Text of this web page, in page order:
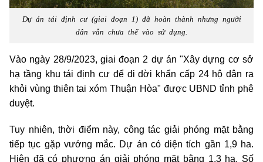
Dự án tái định cư (giai đoạn 1) đã hoàn thành nhưng người
dân vẫn chưa thể vào sử dụng.
Vào ngày 28/9/2023, giai đoạn 2 dự án "Xây dựng cơ sở
hạ tầng khu tái định cư để di dời khẩn cấp 24 hộ dân ra
khỏi vùng thiên tai xóm Thuận Hòa" được UBND tỉnh phê
duyệt.
Tuy nhiên, thời điểm này, công tác giải phóng mặt bằng
tiếp tục gặp vướng mắc. Dự án có diện tích gần 1,9 ha.
Hiện đã có phương án giải phóng mặt bằng 1,3 ha. Số